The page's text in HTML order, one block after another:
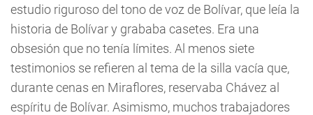
estudio riguroso del tono de voz de Bolívar, que leía la
historia de Bolívar y grababa casetes. Era una
obsesión que no tenía límites. Al menos siete
testimonios se refieren al tema de la silla vacía que,
durante cenas en Miraflores, reservaba Chávez al
espíritu de Bolívar. Asimismo, muchos trabajadores